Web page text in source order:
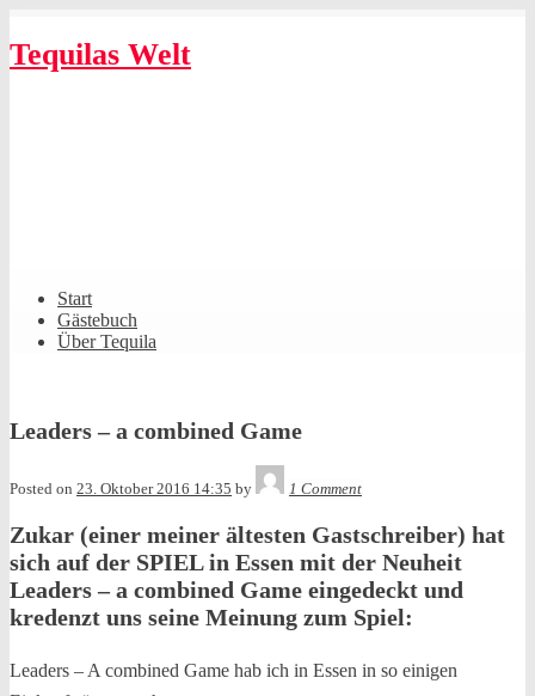
to
content
Tequilas Welt
Primary
Navigation
Start
Gästebuch
Über Tequila
Leaders – a combined Game
Posted on 23. Oktober 2016 14:35 by
1 Comment
Zukar (einer meiner ältesten Gastschreiber) hat
sich auf der SPIEL in Essen mit der Neuheit
Leaders – a combined Game eingedeckt und
kredenzt uns seine Meinung zum Spiel:
Leaders – A combined Game hab ich in Essen in so einigen